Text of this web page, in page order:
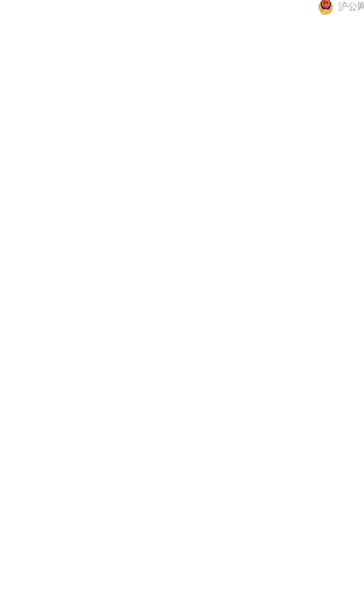
沪公